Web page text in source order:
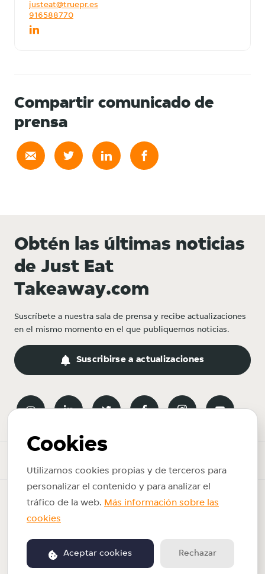
justeat@truepr.es
916588770
Compartir comunicado de
prensa
Obtén las últimas noticias
de Just Eat
Takeaway.com
Suscríbete a nuestra sala de prensa y recibe actualizaciones
en el mismo momento en el que publiquemos noticias.
Suscribirse a actualizaciones
Copyright © 2026 Just Eat Takeaway.com. Reservados todos los
Política de privacidad
Impulsado por PR.co
Cookies
Utilizamos cookies propias y de terceros para
personalizar el contenido y para analizar el
tráfico de la web. Más información sobre las
cookies
Aceptar cookies Rechazar